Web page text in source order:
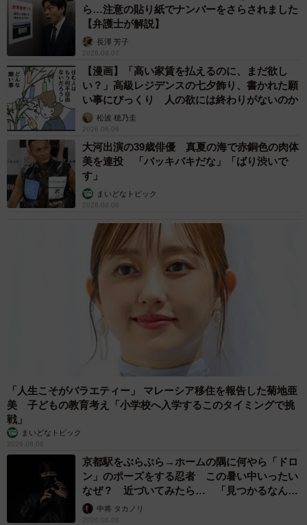
もっと自分をいたわってあげていいんです！（なおたろーさん提供）
不安やイライラを自分で抑えられなくなることが
何よりつらかった
—ご自身が生理前にもっともつらかった症状はどのような
ものでしょうか？
私の場合は、抑うつや希死念慮、強い焦りといった精神的
な症状が特に重く、不安やイライラを自分で抑えられなく
なることが何よりつらかったです。
身体の不調よりも心の症状のほうが深刻で、日常生活に影
ら…注意の貼り紙でナンバーをさらされました
【弁護士が解説】
長澤 芳子
2026.08.07
【漫画】「高い家賃を払えるのに、まだ欲し
い？」高級レジデンスの七夕飾り、書かれた願
い事にびっくり 人の欲には終わりがないのか
松波 穂乃圭
2026.08.06
大河出演の39歳俳優 真夏の海で赤銅色の肉体
美を連投 「バッキバキだな」「ばり渋いで
す」
まいどなトピック
2026.08.06
「人生こそがバラエティー」 マレーシア移住を報告した菊地亜
美 子どもの教育考え「小学校へ入学するこのタイミングで挑
戦」
まいどなトピック
2026.08.06
京都駅をぶらぶら→ホームの隅に何やら「ドロ
ン」のポーズをする忍者 この暑い中いったい
なぜ？ 近づいてみたら… 「見つかるなんて
未熟」中将 タカノリ
2026.08.06